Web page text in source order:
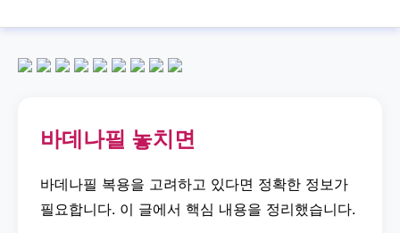
바데나필 놓치면
바데나필 복용을 고려하고 있다면 정확한 정보가
필요합니다. 이 글에서 핵심 내용을 정리했습니다.